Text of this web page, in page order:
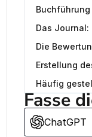
Das
Die
Erstellung
Häufig
Fasse
ChatGPT